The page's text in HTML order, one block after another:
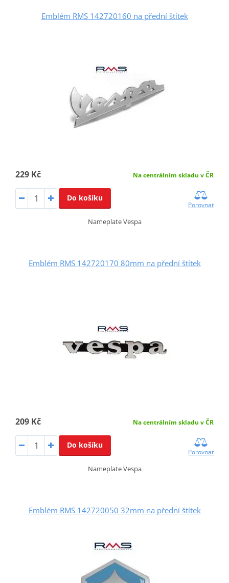
Emblém RMS 142720160 na přední štítek
229 Kč Na centrálním skladu v ČR
Do košíku
Porovnat
Nameplate Vespa
Emblém RMS 142720170 80mm na přední štítek
209 Kč Na centrálním skladu v ČR
Do košíku
Porovnat
Nameplate Vespa
Emblém RMS 142720050 32mm na přední štítek